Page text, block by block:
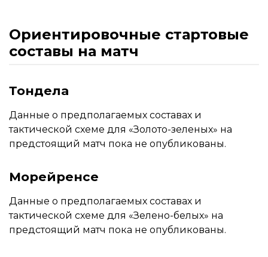
Ориентировочные стартовые
составы на матч
Тондела
Данные о предполагаемых составах и
тактической схеме для «Золото-зеленых» на
предстоящий матч пока не опубликованы.
Морейренсе
Данные о предполагаемых составах и
тактической схеме для «Зелено-белых» на
предстоящий матч пока не опубликованы.